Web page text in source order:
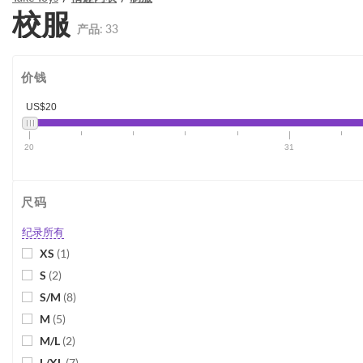
校服 产品: 33
价钱
US$20
20 31
尺码
纪录所有
XS (1)
S (2)
S/M (8)
M (5)
M/L (2)